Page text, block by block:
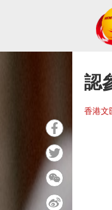
認
香港文